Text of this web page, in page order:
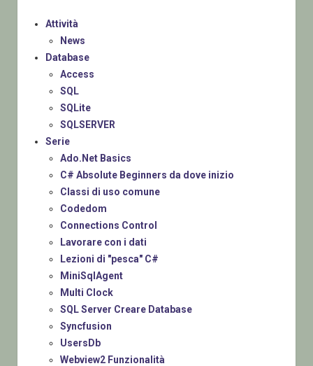
Attività
News
Database
Access
SQL
SQLite
SQLSERVER
Serie
Ado.Net Basics
C# Absolute Beginners da dove inizio
Classi di uso comune
Codedom
Connections Control
Lavorare con i dati
Lezioni di "pesca" C#
MiniSqlAgent
Multi Clock
SQL Server Creare Database
Syncfusion
UsersDb
Webview2 Funzionalità